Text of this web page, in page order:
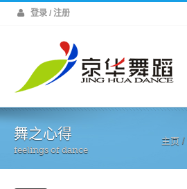
登录 / 注册
舞之心得
feelings of dance
主页 /